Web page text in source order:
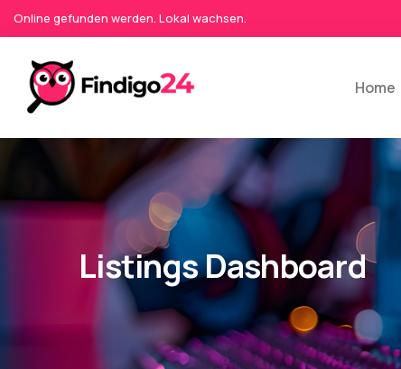
Online gefunden werden. Lokal wachsen.
Home
Listings Dashboard